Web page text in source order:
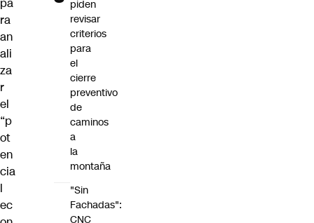
ra
an
ali
za
r
el
“p
ot
en
cia
l
ec
piden
revisar
criterios
para
el
cierre
preventivo
de
caminos
a
la
montaña
"Sin
Fachadas":
CNC